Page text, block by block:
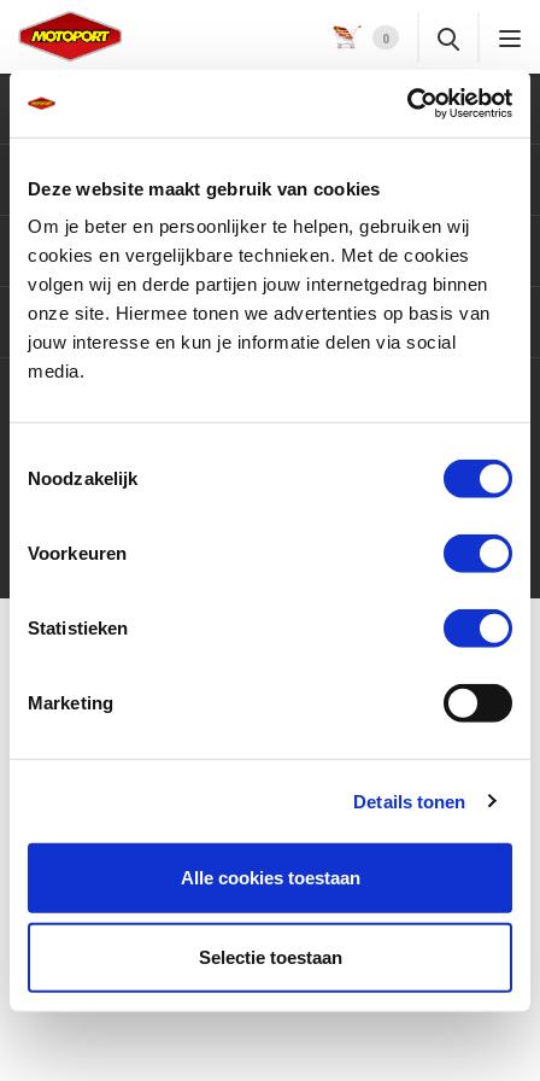
Deze website maakt gebruik van cookies
Om je beter en persoonlijker te helpen, gebruiken wij
cookies en vergelijkbare technieken. Met de cookies
volgen wij en derde partijen jouw internetgedrag binnen
onze site. Hiermee tonen we advertenties op basis van
jouw interesse en kun je informatie delen via social
media.
Noodzakelijk
Voorkeuren
Statistieken
Marketing
Details tonen
Alle cookies toestaan
Selectie toestaan
0
Klantenservice
Motoren
Producten
Services
Contact